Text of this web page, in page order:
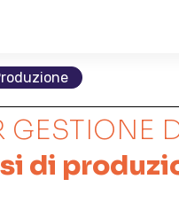
GESTIONE
di